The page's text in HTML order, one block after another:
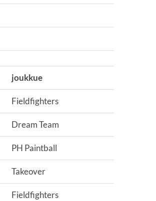
joukkue
Fieldfighters
Dream Team
PH Paintball
Takeover
Fieldfighters